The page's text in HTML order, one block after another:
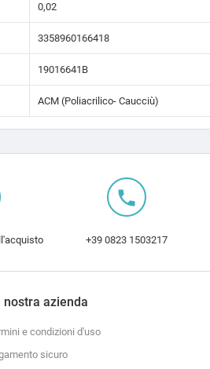
0,02
3358960166418
19016641B
ACM (Poliacrilico- Caucciù)
local_phone
+39 0823 1503217
nostra azienda
e condizioni d'uso
sicuro